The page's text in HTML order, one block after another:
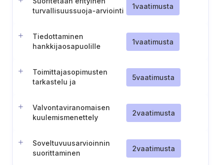
turvallisuussuoja-arviointi
aloittamista.
1vaatimusta
Tiedottaminen
hankkijaosapuolille
siirron aikana
1vaatimusta
Toimittajasopimusten
tarkastelu ja
5vaatimusta
Valvontaviranomaisen
kuulemismenettely
2vaatimusta
Soveltuvuusarvioinnin
suorittaminen
2vaatimusta